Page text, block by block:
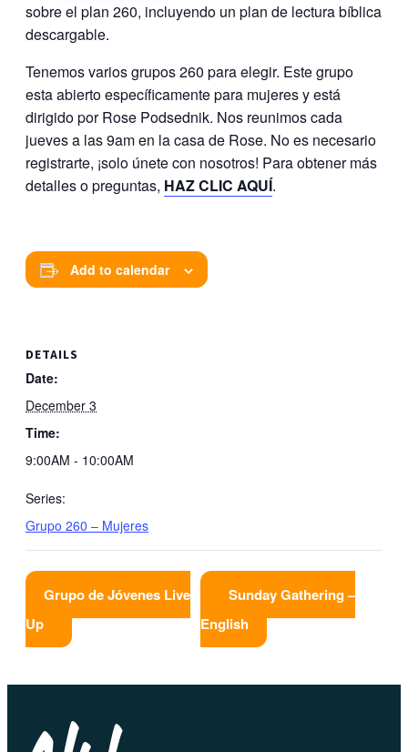
sobre el plan 260, incluyendo un plan de lectura bíblica
descargable.
Tenemos varios grupos 260 para elegir. Este grupo
esta abierto específicamente para mujeres y está
dirigido por Rose Podsednik. Nos reunimos cada
jueves a las 9am en la casa de Rose. No es necesario
registrarte, ¡solo únete con nosotros! Para obtener más
detalles o preguntas, HAZ CLIC AQUÍ.
Add to calendar
DETAILS
Date:
December 3
Time:
9:00AM - 10:00AM
Series:
Grupo 260 – Mujeres
Grupo de Jóvenes Live
Up
Sunday Gathering –
English